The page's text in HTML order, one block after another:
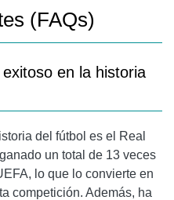
(FAQs)
en la historia
del fútbol es el Real
un total de 13 veces
lo que lo convierte en
competición. Además, ha